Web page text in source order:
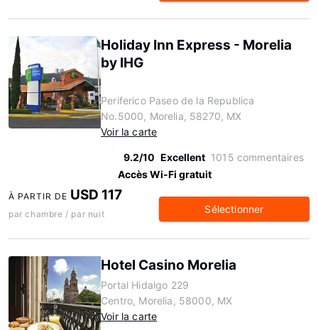
Holiday Inn Express - Morelia
by IHG
Periferico Paseo de la Republica
No.5000, Morelia, 58270, MX
Voir la carte
9.2/10 Excellent 1015 commentaires
Accès Wi-Fi gratuit
À PARTIR DE USD 117
par chambre / par nuit Sélectionner
Hotel Casino Morelia
Portal Hidalgo 229
Centro, Morelia, 58000, MX
Voir la carte